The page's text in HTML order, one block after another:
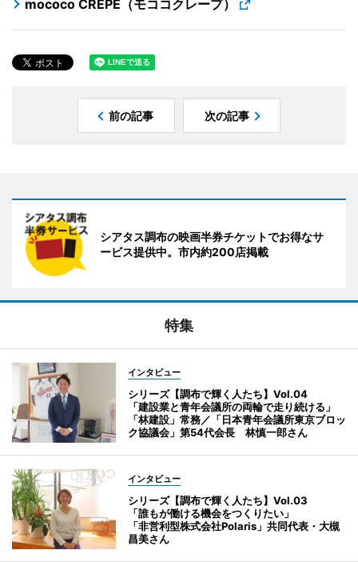
mococo CREPE（モココクレープ）
前の記事 次の記事
シアタス調布の映画半券チケットでお得なサ
ービス提供中。市内約200店掲載
特集
インタビュー
シリーズ【調布で輝く人たち】Vol.04
「建設業と青年会議所の両輪で走り続ける」
「林建設」常務／「日本青年会議所東京ブロッ
ク協議会」第54代会長 林慎一郎さん
インタビュー
シリーズ【調布で輝く人たち】Vol.03
「誰もが働ける機会をつくりたい」
「非営利型株式会社Polaris」共同代表・大槻
昌美さん